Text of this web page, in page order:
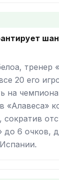
тренер
20 его
на
«Алавеса»
сократив
до 6 очков,